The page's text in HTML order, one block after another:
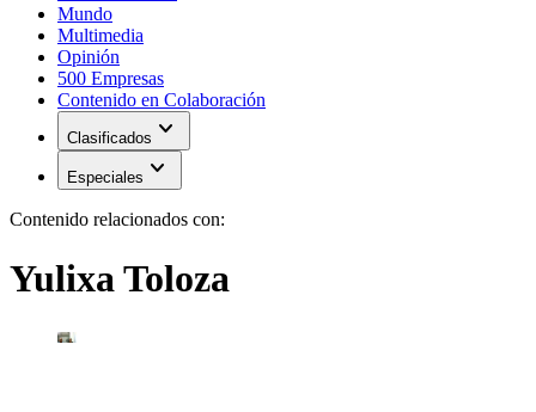
Mundo
Multimedia
Opinión
500 Empresas
Contenido en Colaboración
Clasificados expand_more
Especiales expand_more
Contenido relacionados con:
Yulixa Toloza